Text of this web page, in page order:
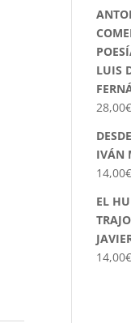
LUIS
28,00€
IVÁN
14,00€
EL
14,00€